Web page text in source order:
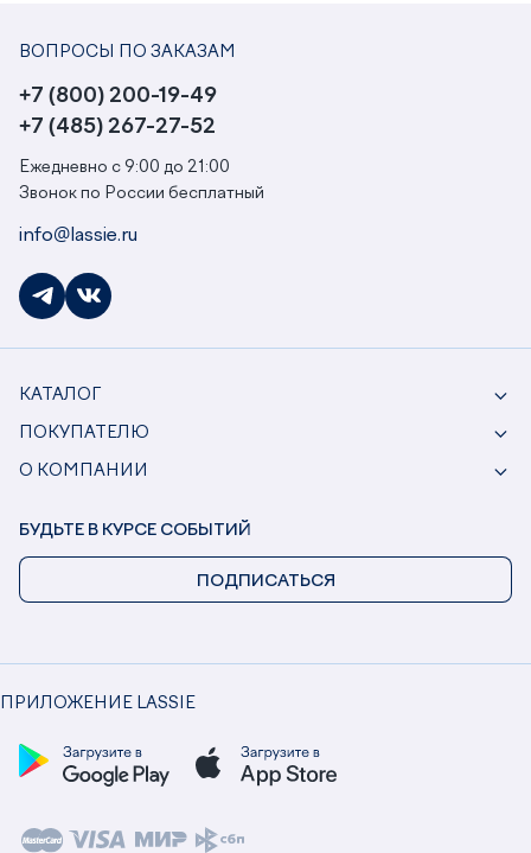
ВОПРОСЫ ПО ЗАКАЗАМ
+7 (800) 200-19-49
+7 (485) 267-27-52
Ежедневно с 9:00 до 21:00
Звонок по России бесплатный
info@lassie.ru
КАТАЛОГ
ПОКУПАТЕЛЮ
О КОМПАНИИ
ПРИЛОЖЕНИЕ LASSIE
БУДЬТЕ В КУРСЕ СОБЫТИЙ
ПОДПИСАТЬСЯ